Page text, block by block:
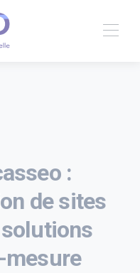
:
de sites
mesure